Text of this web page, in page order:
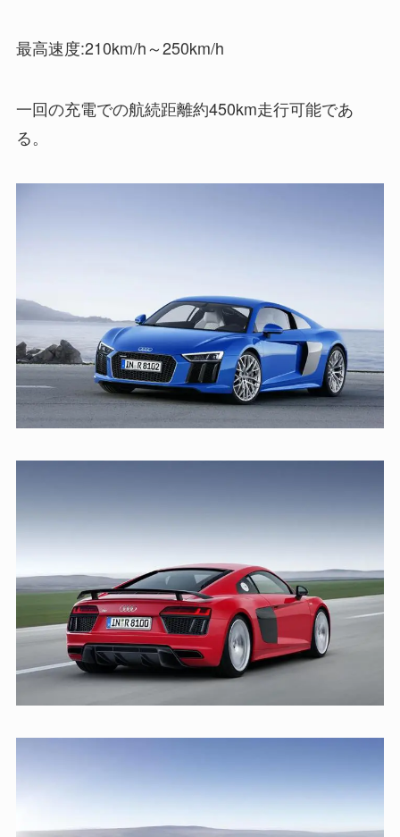
最高速度:210km/h～250km/h
一回の充電での航続距離約450km走行可能であ
る。